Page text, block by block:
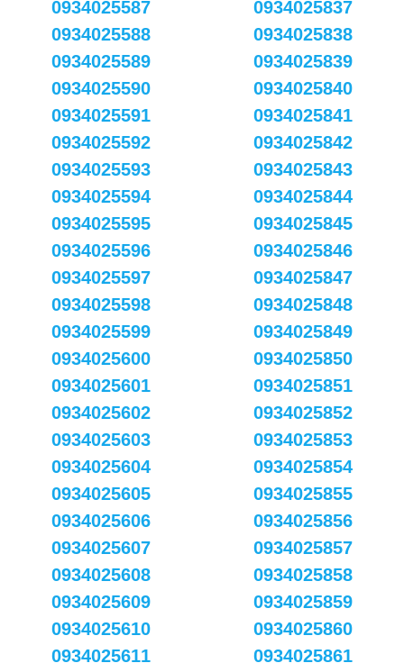
0934025587
0934025588
0934025589
0934025590
0934025591
0934025592
0934025593
0934025594
0934025595
0934025596
0934025597
0934025598
0934025599
0934025600
0934025601
0934025602
0934025603
0934025604
0934025605
0934025606
0934025607
0934025608
0934025609
0934025610
0934025611
0934025837
0934025838
0934025839
0934025840
0934025841
0934025842
0934025843
0934025844
0934025845
0934025846
0934025847
0934025848
0934025849
0934025850
0934025851
0934025852
0934025853
0934025854
0934025855
0934025856
0934025857
0934025858
0934025859
0934025860
0934025861